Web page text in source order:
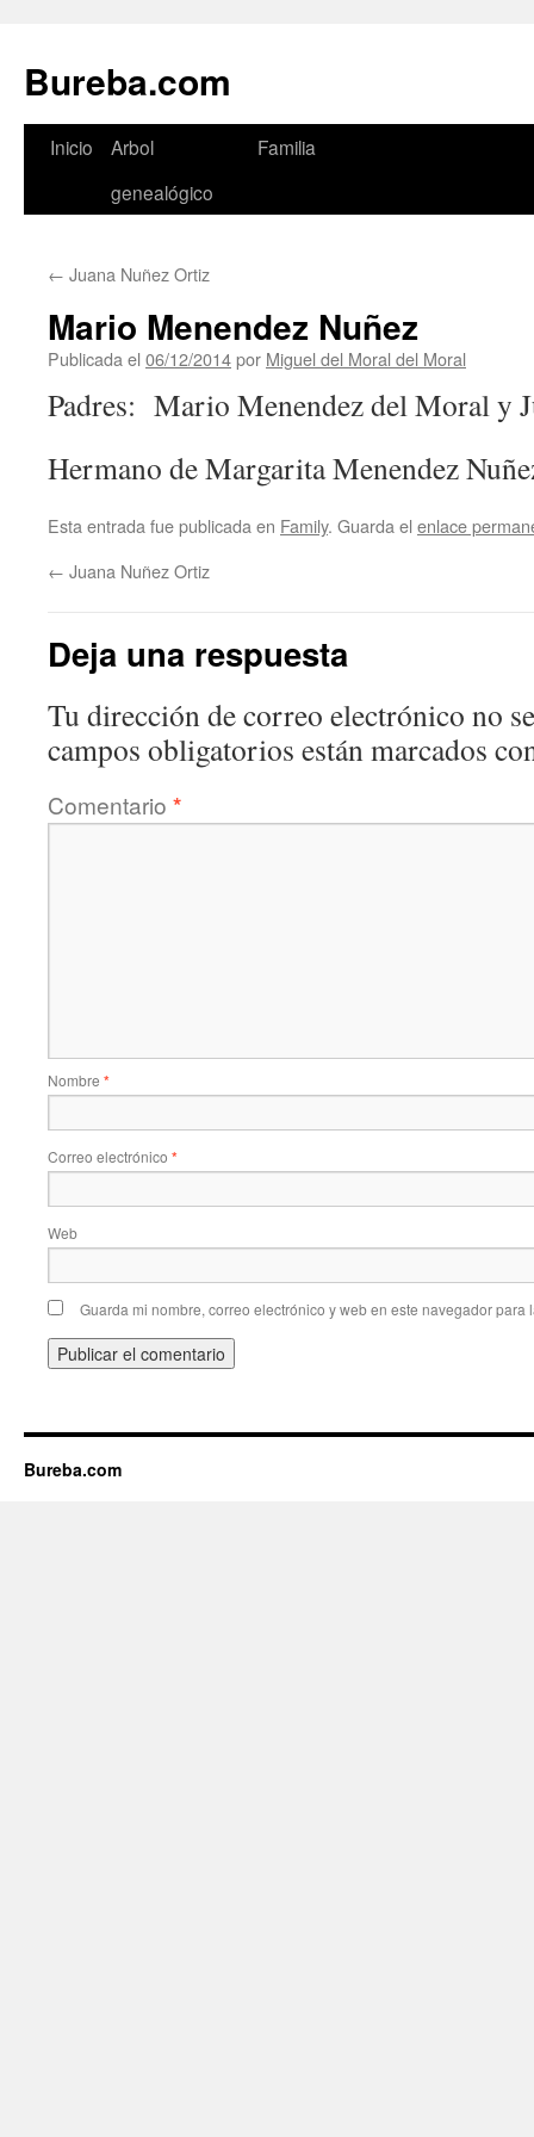
Bureba.com
Saltar
Inicio
Arbol
genealógico
Familia
← Juana Nuñez Ortiz
Mario Menendez Nuñez
Publicada el 06/12/2014por Miguel del Moral del Moral
Padres: Mario Menendez del Moral y
Hermano de Margarita Menendez
Esta entrada fue publicada en Family. Guarda el enlace
← Juana Nuñez Ortiz
Deja una respuesta
Tu dirección de correo electrónico no
campos obligatorios están marcados
Comentario *
Nombre *
Correo electrónico *
Web
Guarda mi nombre, correo electrónico y web en este navegador para
Bureba.com